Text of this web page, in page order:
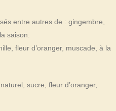
entre autres de : gingembre,
saison.
fleur d’oranger, muscade, à la
sucre, fleur d’oranger,